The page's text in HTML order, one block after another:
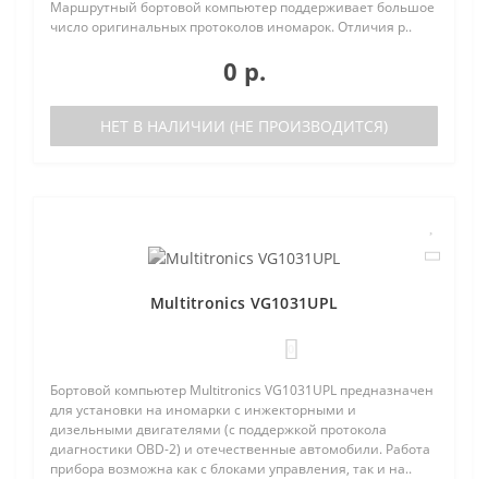
Маршрутный бортовой компьютер поддерживает большое
число оригинальных протоколов иномарок. Отличия р..
0 р.
НЕТ В НАЛИЧИИ (НЕ ПРОИЗВОДИТСЯ)
Multitronics VG1031UPL
Бортовой компьютер Multitronics VG1031UPL предназначен
для установки на иномарки с инжекторными и
дизельными двигателями (с поддержкой протокола
диагностики OBD-2) и отечественные автомобили. Работа
прибора возможна как с блоками управления, так и на..